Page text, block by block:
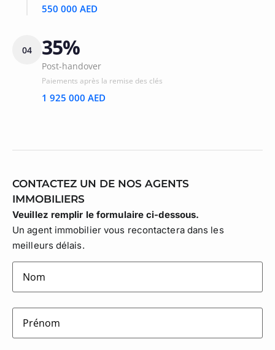
550 000 AED
04 35%
Post-handover
Paiements après la remise des clés
1 925 000 AED
CONTACTEZ UN DE NOS AGENTS
IMMOBILIERS
Veuillez remplir le formulaire ci-dessous.
Un agent immobilier vous recontactera dans les
meilleurs délais.
lastname(Nécessaire)
firstname(Nécessaire)